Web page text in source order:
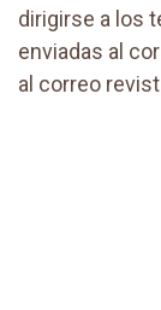
dirigirse a los
enviadas al
al correo